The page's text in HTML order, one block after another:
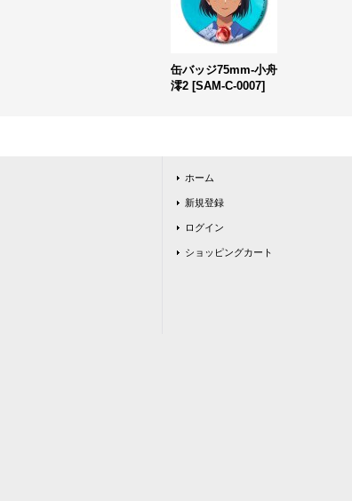
缶バッジ75mm-小舟
澪2 [SAM-C-0007]
ホーム
新規登録
ログイン
ショッピングカート